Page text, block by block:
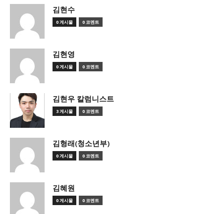
김현수
0 게시물 0 코멘트
김현영
0 게시물 0 코멘트
김현우 칼럼니스트
3 게시물 0 코멘트
김형래(청소년부)
0 게시물 0 코멘트
김혜원
0 게시물 0 코멘트